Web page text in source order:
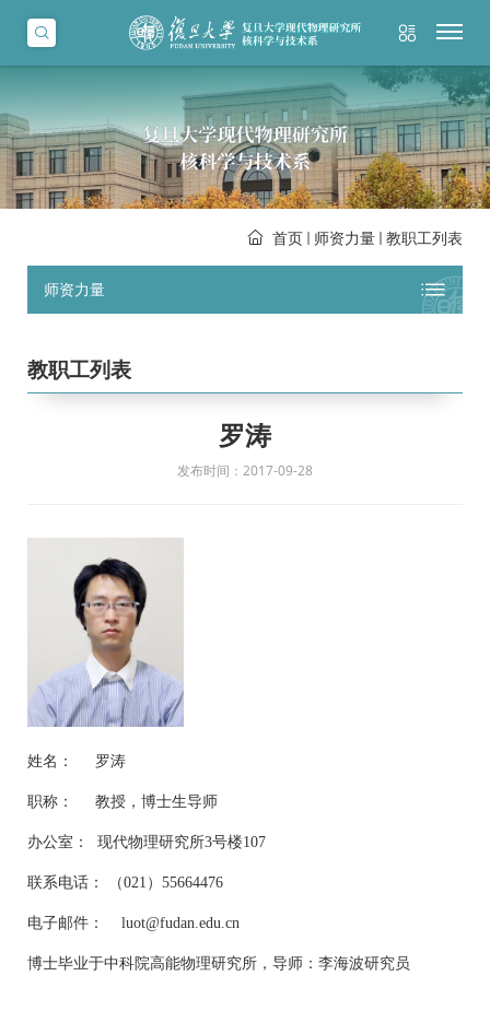
首页 师资力量 教职工列表
师资力量
教职工列表
罗涛
发布时间：2017-09-28
姓名： 罗涛
职称： 教授，博士生导师
办公室： 现代物理研究所3号楼107
联系电话： （021 ） 55664476
电子邮件： luot@fudan.edu.cn
博士毕业于中科院高能物理研究所，导师：李海波研究员